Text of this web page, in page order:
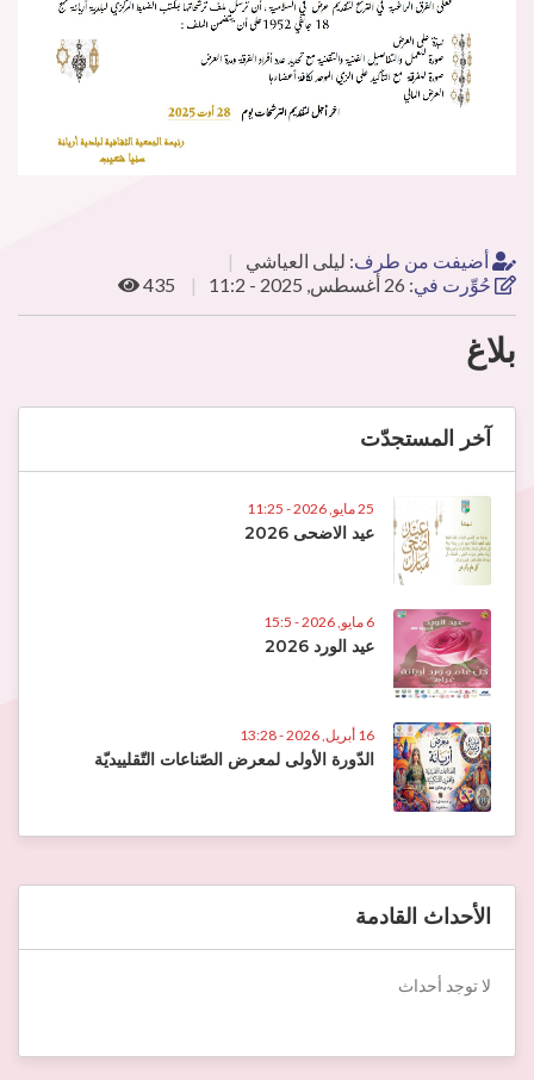
أضيفت من طرف: ليلى العياشي
حُوِّرت في: 26 أغسطس, 2025 - 11:2 435
بلاغ
آخر المستجدّت
25 مايو, 2026 - 11:25
عيد الاضحى 2026
6 مايو, 2026 - 15:5
عيد الورد 2026
16 أبريل, 2026 - 13:28
الدّورة الأولى لمعرض الصّناعات التّقلييديّة
الأحداث القادمة
لا توجد أحداث